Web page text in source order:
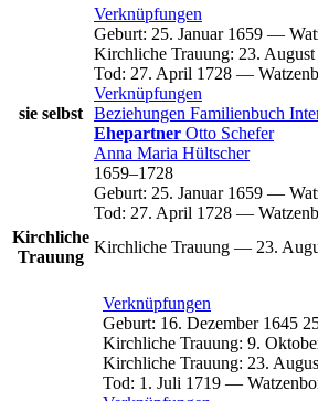
sie selbst
Verknüpfungen
Geburt: 25. Januar 1659 —
Kirchliche Trauung: 23.
Tod: 27. April 1728 —
Verknüpfungen
Beziehungen Familienbuch
Ehepartner Otto Schefer
Anna Maria Hültscher
1659–1728
Geburt: 25. Januar 1659 —
Tod: 27. April 1728 —
Kirchliche
Trauung
Kirchliche Trauung — 23.
Verknüpfungen
Geburt: 16. Dezember 1645
Kirchliche Trauung: 9.
Kirchliche Trauung: 23.
Tod: 1. Juli 1719 —